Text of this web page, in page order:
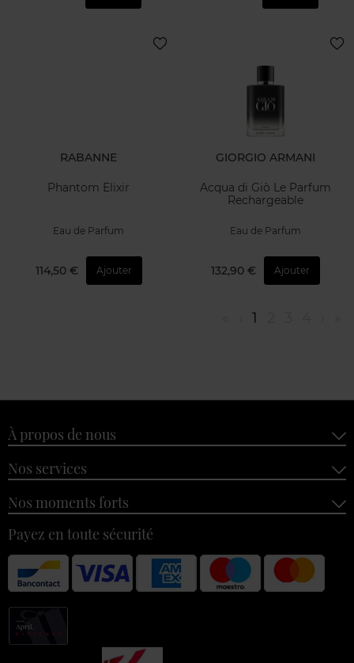
RABANNE
Phantom Elixir
Eau de Parfum
114,50 € Ajouter
GIORGIO ARMANI
Acqua di Giò Le Parfum
Rechargeable
Eau de Parfum
132,90 € Ajouter
1
À propos de nous
Nos services
Nos moments forts
Payez en toute sécurité